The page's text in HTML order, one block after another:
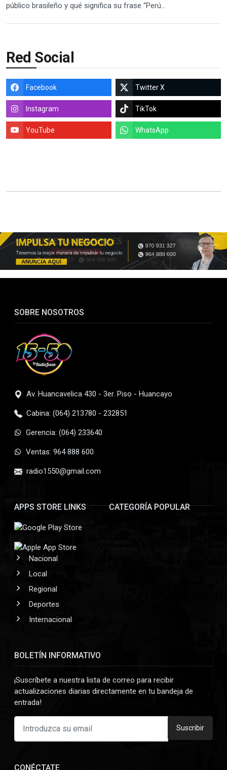
público brasileño y qué significa su frase “Perú...
Red Social
Facebook Twitter X
Instagram TikTok
YouTube WhatsApp
SOBRE NOSOTROS
Av. Huancavelica 430 - 3er. Piso - Huancayo
Cabina: (064) 213780 - 232851
Gerencia: (064) 233640
Ventas: 964 888 600
radio1550@gmail.com
APPS STORE LINKS CATEGORÍA POPULAR
Nacional
Local
Regional
Deportes
Internacional
BOLETÍN INFORMATIVO
¡Suscríbete a nuestra lista de correo para recibir
actualizaciones diarias directamente en tu bandeja de
entrada!
Suscribir
CONÉCTATE